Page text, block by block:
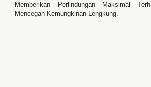
Memberikan Perlindungan Maksimal
Mencegah Kemungkinan Lengkung.